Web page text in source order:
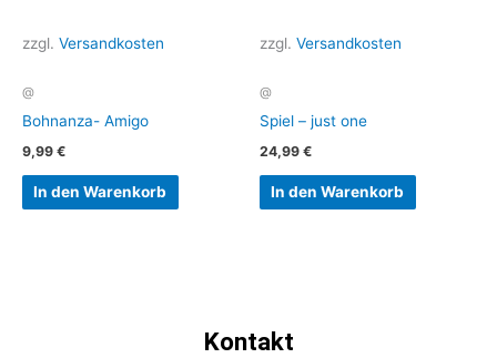
zzgl. Versandkosten
@
Bohnanza- Amigo
9,99 €
In den Warenkorb
zzgl. Versandkosten
@
Spiel – just one
24,99 €
In den Warenkorb
Kontakt